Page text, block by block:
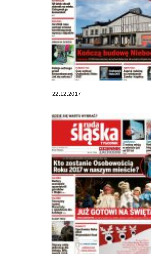
22.12.2017